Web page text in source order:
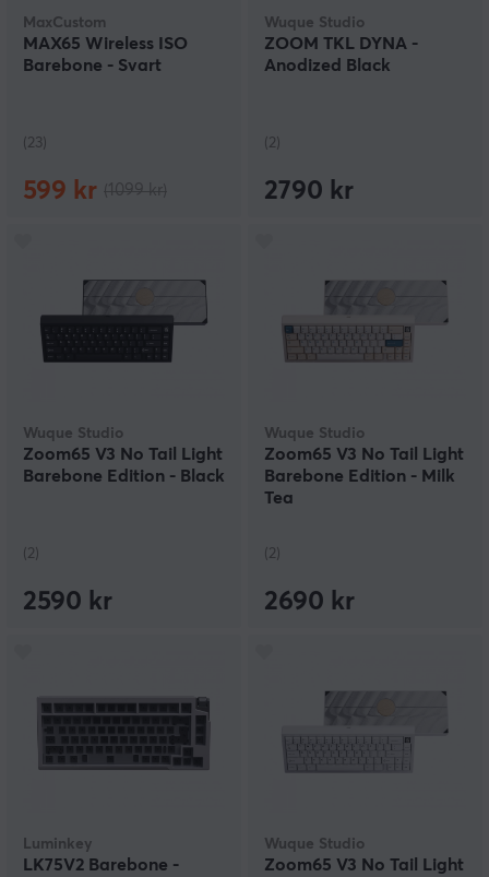
MaxCustom
MAX65 Wireless ISO
Barebone - Svart
(23)
599 kr
Wuque Studio
ZOOM TKL DYNA -
Anodized Black
(2)
2790 kr
Wuque Studio
Zoom65 V3 No Tail Light
Barebone Edition - Black
(2)
2590 kr
Wuque Studio
Zoom65 V3 No Tail Light
Barebone Edition - Milk
Tea
(2)
2690 kr
Luminkey
LK75V2 Barebone -
Wuque Studio
Zoom65 V3 No Tail Light